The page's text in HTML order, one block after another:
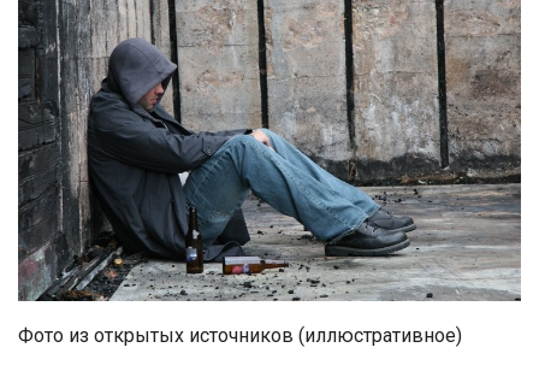
Фото из открытых источников (иллюстративное)